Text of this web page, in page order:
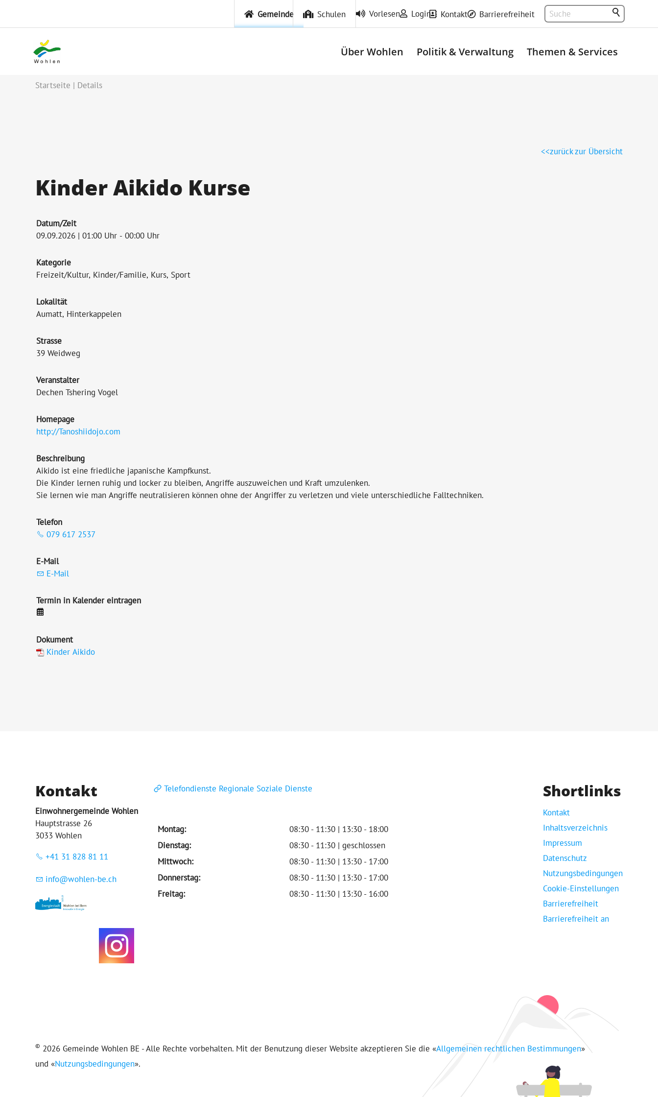
Barrierefreiheit
Kontakt
Login
Gemeinde Schulen Vorlesen
Über Wohlen Politik & Verwaltung Themen & Services
Startseite Details
zurück zur Übersicht
Kinder Aikido Kurse
Datum/Zeit
09.09.2026 | 01:00 Uhr - 00:00 Uhr
Kategorie
Freizeit/Kultur, Kinder/Familie, Kurs, Sport
Lokalität
Aumatt, Hinterkappelen
Strasse
39 Weidweg
Veranstalter
Dechen Tshering Vogel
Homepage
http://Tanoshiidojo.com
Beschreibung
Aikido ist eine friedliche japanische Kampfkunst.
Die Kinder lernen ruhig und locker zu bleiben, Angriffe auszuweichen und Kraft umzulenken.
Sie lernen wie man Angriffe neutralisieren können ohne der Angriffer zu verletzen und viele unterschiedliche Falltechniken.
Telefon
079 617 2537
E-Mail
E-Mail
Termin in Kalender eintragen
Dokument
Kinder Aikido
Kontakt
Einwohnergemeinde Wohlen
Hauptstrasse 26
3033 Wohlen
+41 31 828 81 11
nf w hl n-b ch
Telefondienste Regionale Soziale Dienste
Montag:
08:30 - 11:30 | 13:30 - 18:00
Dienstag:
08:30 - 11:30 | geschlossen
Mittwoch:
08:30 - 11:30 | 13:30 - 17:00
Donnerstag:
08:30 - 11:30 | 13:30 - 17:00
Freitag:
08:30 - 11:30 | 13:30 - 16:00
Shortlinks
Kontakt
Inhaltsverzeichnis
Impressum
Datenschutz
Nutzungsbedingungen
Cookie-Einstellungen
Barrierefreiheit
Barrierefreiheit an
© 2026 Gemeinde Wohlen BE - Alle Rechte vorbehalten. Mit der Benutzung dieser Website akzeptieren Sie die «Allgemeinen rechtlichen Bestimmungen»
und «Nutzungsbedingungen».